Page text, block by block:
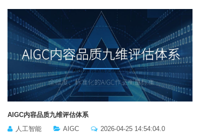
AIGC内容品质九维评估体系
人工智能
AIGC 2026-04-25 14:54:04.0